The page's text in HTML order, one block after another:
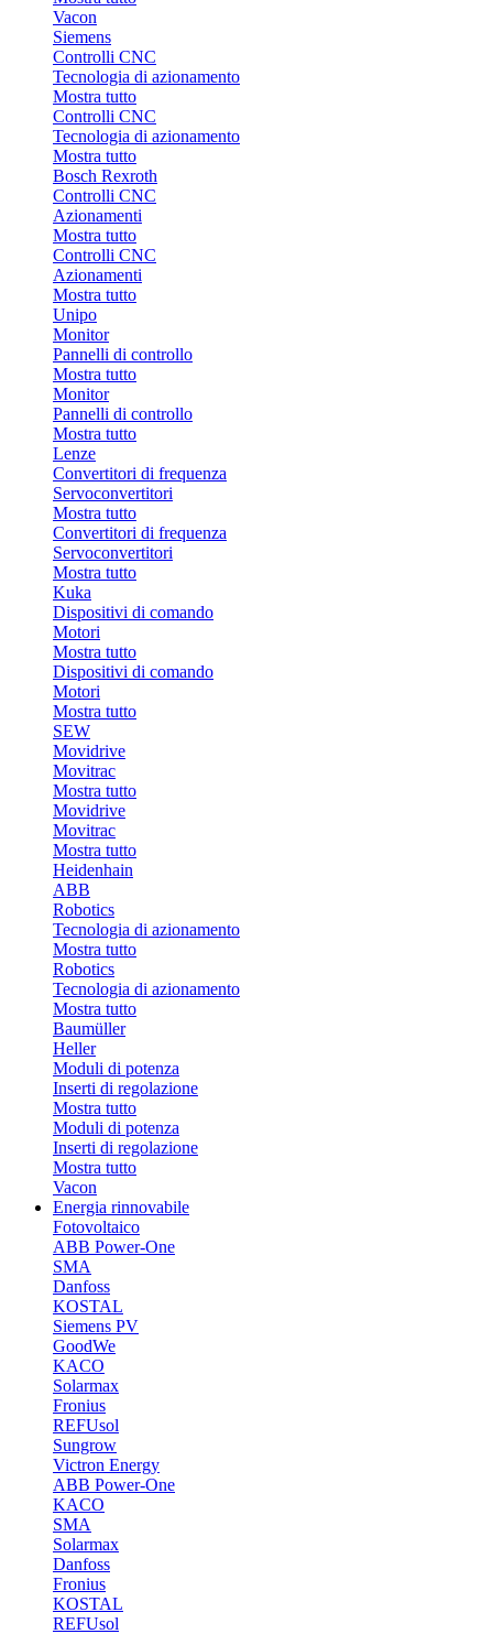
Vacon
Siemens
Controlli CNC
Tecnologia di azionamento
Mostra tutto
Controlli CNC
Tecnologia di azionamento
Mostra tutto
Bosch Rexroth
Controlli CNC
Azionamenti
Mostra tutto
Controlli CNC
Azionamenti
Mostra tutto
Unipo
Monitor
Pannelli di controllo
Mostra tutto
Monitor
Pannelli di controllo
Mostra tutto
Lenze
Convertitori di frequenza
Servoconvertitori
Mostra tutto
Convertitori di frequenza
Servoconvertitori
Mostra tutto
Kuka
Dispositivi di comando
Motori
Mostra tutto
Dispositivi di comando
Motori
Mostra tutto
SEW
Movidrive
Movitrac
Mostra tutto
Movidrive
Movitrac
Mostra tutto
Heidenhain
ABB
Robotics
Tecnologia di azionamento
Mostra tutto
Robotics
Tecnologia di azionamento
Mostra tutto
Baumüller
Heller
Moduli di potenza
Inserti di regolazione
Mostra tutto
Moduli di potenza
Inserti di regolazione
Mostra tutto
Vacon
Energia rinnovabile
Fotovoltaico
ABB Power-One
SMA
Danfoss
KOSTAL
Siemens PV
GoodWe
KACO
Solarmax
Fronius
REFUsol
Sungrow
Victron Energy
ABB Power-One
KACO
SMA
Solarmax
Danfoss
Fronius
KOSTAL
REFUsol